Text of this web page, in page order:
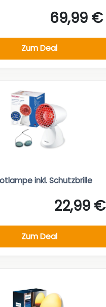
69,99 €
Zum Deal
inkl. Schutzbrille
22,99 €
Zum Deal